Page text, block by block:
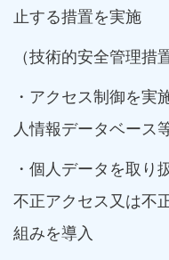
止する措置を実施
（技術的安全管理措
・アクセス制御を実
人情報データベース
・個人データを取り
不正アクセス又は不
組みを導入